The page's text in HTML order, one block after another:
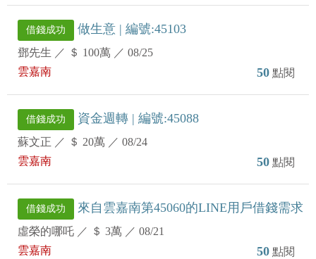
借錢成功 做生意 | 編號:45103
鄧先生 ／ ＄ 100萬 ／ 08/25
雲嘉南
50 點閱
借錢成功 資金週轉 | 編號:45088
蘇文正 ／ ＄ 20萬 ／ 08/24
雲嘉南
50 點閱
借錢成功 來自雲嘉南第45060的LINE用戶借錢需求
虛榮的哪吒 ／ ＄ 3萬 ／ 08/21
雲嘉南
50 點閱